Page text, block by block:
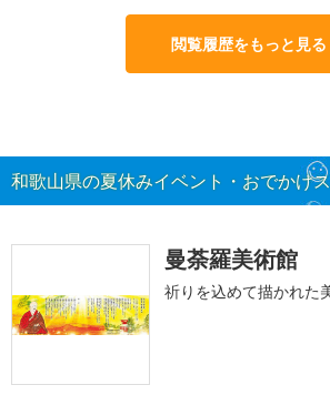
閲覧履歴をもっと見る
和歌山県の夏休みイベント・おでかけ
曼荼羅美術館
祈りを込めて描かれた